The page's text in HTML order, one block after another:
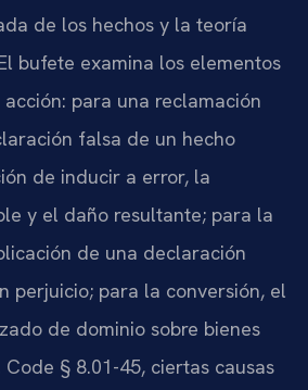
de los hechos y la teoría
bufete examina los elementos
para una reclamación
falsa de un hecho
de inducir a error, la
y el daño resultante; para la
de una declaración
perjuicio; para la conversión, el
de dominio sobre bienes
Code § 8.01-45, ciertas causas